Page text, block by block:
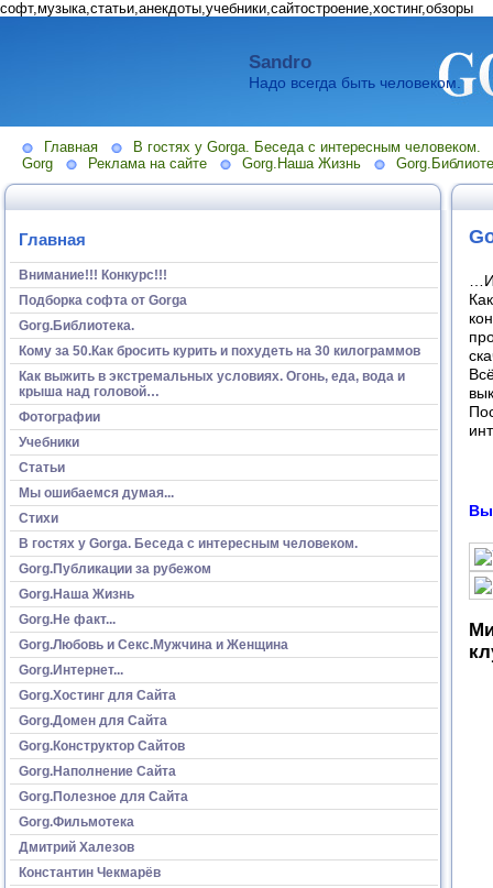
софт,музыка,статьи,анекдоты,учебники,сайтостроение,хостинг,обзоры
Sandro
Надо всегда быть человеком.
Главная
В гостях у Gorga. Беседа с интересным человеком.
Gorg
Реклама на сайте Gorg.Наша Жизнь
Главная
Внимание!!! Конкурс!!!
Подборка софта от Gorga
Gorg.Библиотека.
Кому за 50.Как бросить курить и похудеть на 30 килограммов
Как выжить в экстремальных условиях. Огонь, еда, вода и
крыша над головой…
Фотографии
Учебники
Статьи
Мы ошибаемся думая...
Стихи
В гостях у Gorga. Беседа с интересным человеком.
Gorg.Публикации за рубежом
Gorg.Наша Жизнь
Gorg.Не факт...
Gorg.Любовь и Секс.Мужчина и Женщина
Gorg.Интернет...
Gorg.Хостинг для Сайта
Gorg.Домен для Сайта
Gorg.Конструктор Сайтов
Gorg.Наполнение Сайта
Gorg.Полезное для Сайта
Gorg.Фильмотека
Дмитрий Халезов
Константин Чекмарёв